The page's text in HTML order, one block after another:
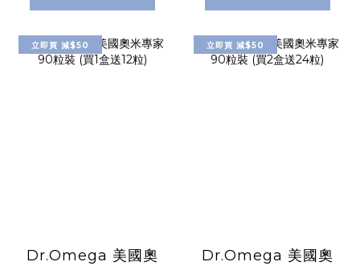
立即買 減$50
Dr.Omega 美國奧
立即買 減$50
Dr.Omega 美國奧